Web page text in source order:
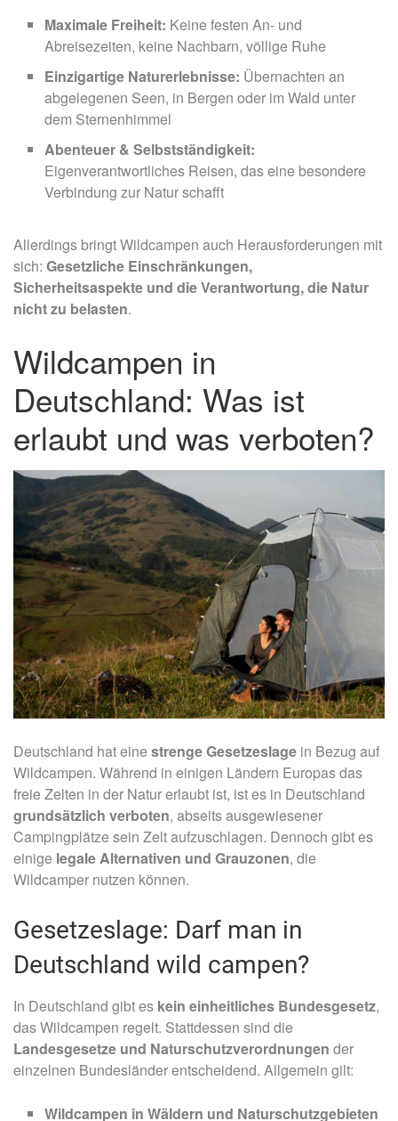
Maximale Freiheit: Keine festen An- und
Abreisezeiten, keine Nachbarn, völlige Ruhe
Einzigartige Naturerlebnisse: Übernachten an
abgelegenen Seen, in Bergen oder im Wald unter
dem Sternenhimmel
Abenteuer & Selbstständigkeit:
Eigenverantwortliches Reisen, das eine besondere
Verbindung zur Natur schafft
Allerdings bringt Wildcampen auch Herausforderungen mit
sich: Gesetzliche Einschränkungen,
Sicherheitsaspekte und die Verantwortung, die Natur
nicht zu belasten.
Wildcampen in
Deutschland: Was ist
erlaubt und was verboten?
Deutschland hat eine strenge Gesetzeslage in Bezug auf
Wildcampen. Während in einigen Ländern Europas das
freie Zelten in der Natur erlaubt ist, ist es in Deutschland
grundsätzlich verboten, abseits ausgewiesener
Campingplätze sein Zelt aufzuschlagen. Dennoch gibt es
einige legale Alternativen und Grauzonen, die
Wildcamper nutzen können.
Gesetzeslage: Darf man in
Deutschland wild campen?
In Deutschland gibt es kein einheitliches Bundesgesetz,
das Wildcampen regelt. Stattdessen sind die
Landesgesetze und Naturschutzverordnungen der
einzelnen Bundesländer entscheidend. Allgemein gilt:
Wildcampen in Wäldern und Naturschutzgebieten